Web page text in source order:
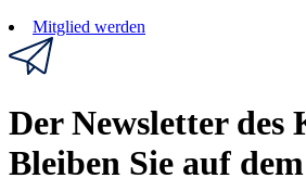
Mitglied werden
Der Newsletter des
Bleiben Sie auf